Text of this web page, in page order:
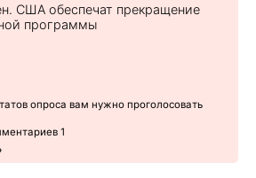
США обеспечат прекращение
программы
опроса вам нужно проголосовать
1